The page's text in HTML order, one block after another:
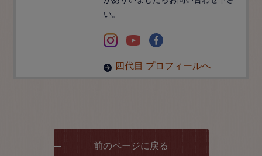
い。
四代目 プロフィールへ
前のページに戻る